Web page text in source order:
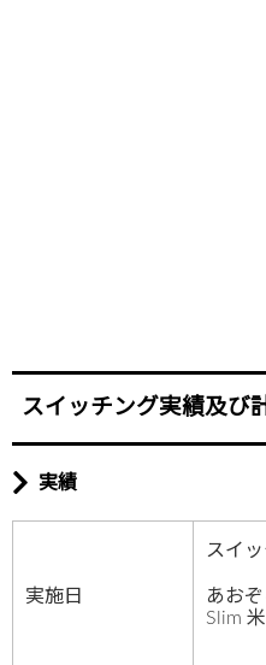
スイッチング実績及び
実績
実施日
スイ
あお
Slim